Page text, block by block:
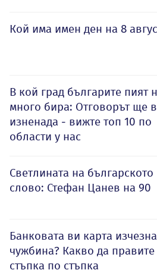
Кой има имен ден на 8
В кой град българите пият
много бира: Отговорът ще
изненада - вижте топ 10 по
области у нас
Светлината на българското
слово: Стефан Цанев на 90
Банковата ви карта
чужбина? Какво да правите
стъпка по стъпка